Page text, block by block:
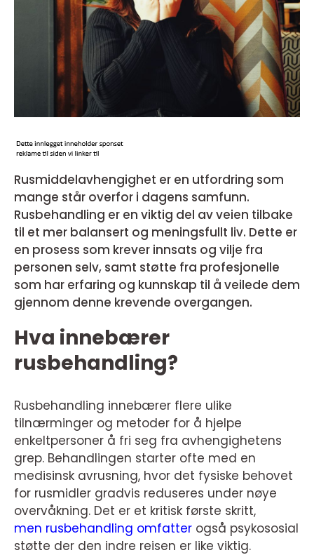
Rusmiddelavhengighet er en utfordring som
mange står overfor i dagens samfunn.
Rusbehandling er en viktig del av veien tilbake
til et mer balansert og meningsfullt liv. Dette er
en prosess som krever innsats og vilje fra
personen selv, samt støtte fra profesjonelle
som har erfaring og kunnskap til å veilede dem
gjennom denne krevende overgangen.
Hva innebærer
rusbehandling?
Rusbehandling innebærer flere ulike
tilnærminger og metoder for å hjelpe
enkeltpersoner å fri seg fra avhengighetens
grep. Behandlingen starter ofte med en
medisinsk avrusning, hvor det fysiske behovet
for rusmidler gradvis reduseres under nøye
overvåkning. Det er et kritisk første skritt,
men rusbehandling omfatter også psykososial
støtte der den indre reisen er like viktig.